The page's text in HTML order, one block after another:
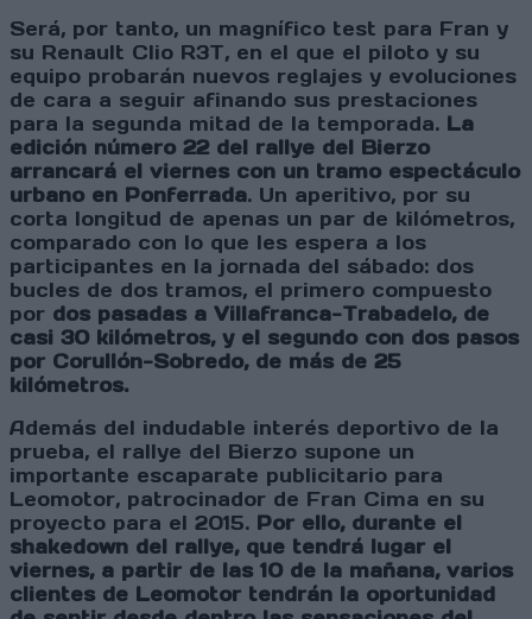
Será, por tanto, un magnífico test para Fran y
su Renault Clio R3T, en el que el piloto y su
equipo probarán nuevos reglajes y evoluciones
de cara a seguir afinando sus prestaciones
para la segunda mitad de la temporada. La
edición número 22 del rallye del Bierzo
arrancará el viernes con un tramo espectáculo
urbano en Ponferrada. Un aperitivo, por su
corta longitud de apenas un par de kilómetros,
comparado con lo que les espera a los
participantes en la jornada del sábado: dos
bucles de dos tramos, el primero compuesto
por dos pasadas a Villafranca-Trabadelo, de
casi 30 kilómetros, y el segundo con dos pasos
por Corullón-Sobredo, de más de 25
kilómetros.
Además del indudable interés deportivo de la
prueba, el rallye del Bierzo supone un
importante escaparate publicitario para
Leomotor, patrocinador de Fran Cima en su
proyecto para el 2015. Por ello, durante el
shakedown del rallye, que tendrá lugar el
viernes, a partir de las 10 de la mañana, varios
clientes de Leomotor tendrán la oportunidad